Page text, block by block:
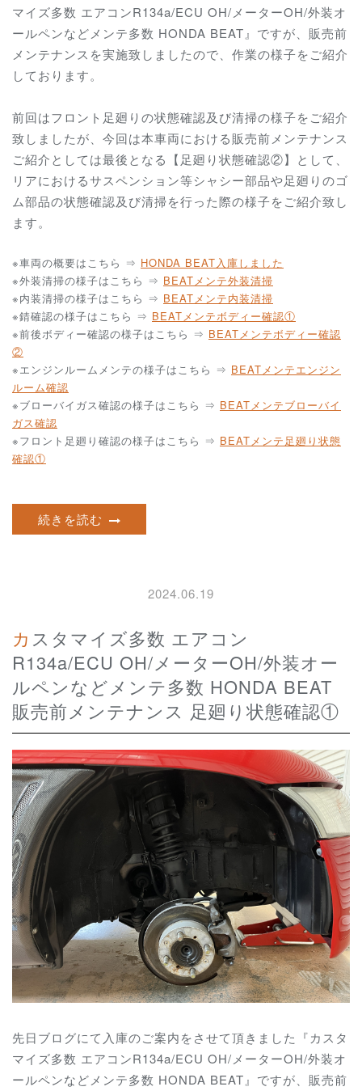
マイズ多数 エアコンR134a/ECU OH/メーターOH/外装オ
ールペンなどメンテ多数 HONDA BEAT』ですが、販売前
メンテナンスを実施致しましたので、作業の様子をご紹介
しております。
前回はフロント足廻りの状態確認及び清掃の様子をご紹介
致しましたが、今回は本車両における販売前メンテナンス
ご紹介としては最後となる【足廻り状態確認②】として、
リアにおけるサスペンション等シャシー部品や足廻りのゴ
ム部品の状態確認及び清掃を行った際の様子をご紹介致し
ます。
※車両の概要はこちら ⇒ HONDA BEAT入庫しました
※外装清掃の様子はこちら ⇒ BEATメンテ外装清掃
※内装清掃の様子はこちら ⇒ BEATメンテ内装清掃
※錆確認の様子はこちら ⇒ BEATメンテボディー確認①
※前後ボディー確認の様子はこちら ⇒ BEATメンテボディー確認
②
※エンジンルームメンテの様子はこちら ⇒ BEATメンテエンジン
ルーム確認
※ブローバイガス確認の様子はこちら ⇒ BEATメンテブローバイ
ガス確認
※フロント足廻り確認の様子はこちら ⇒ BEATメンテ足廻り状態
確認①
続きを読む
2024.06.19
カスタマイズ多数 エアコン
R134a/ECU OH/メーターOH/外装オー
ルペンなどメンテ多数 HONDA BEAT
販売前メンテナンス 足廻り状態確認①
先日ブログにて入庫のご案内をさせて頂きました『カスタ
マイズ多数 エアコンR134a/ECU OH/メーターOH/外装オ
ールペンなどメンテ多数 HONDA BEAT』ですが、販売前